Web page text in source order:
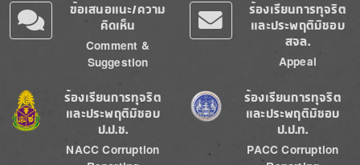
ข้อเสนอแนะ/ความ
คิดเห็น
Comment &
Suggestion
ร้องเรียนการทุจริต
และประพฤติมิชอบ
สจล.
Appeal
Image
ร้องเรียนการทุจริต
และประพฤติมิชอบ
ป.ป.ช.
NACC Corruption
Image
ร้องเรียนการทุจริต
และประพฤติมิชอบ
ป.ป.ท.
PACC Corruption